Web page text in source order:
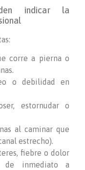
indicar la
corre a pierna o
o debilidad en
estornudar o
al caminar que
estrecho).
fiebre o dolor
de inmediato a